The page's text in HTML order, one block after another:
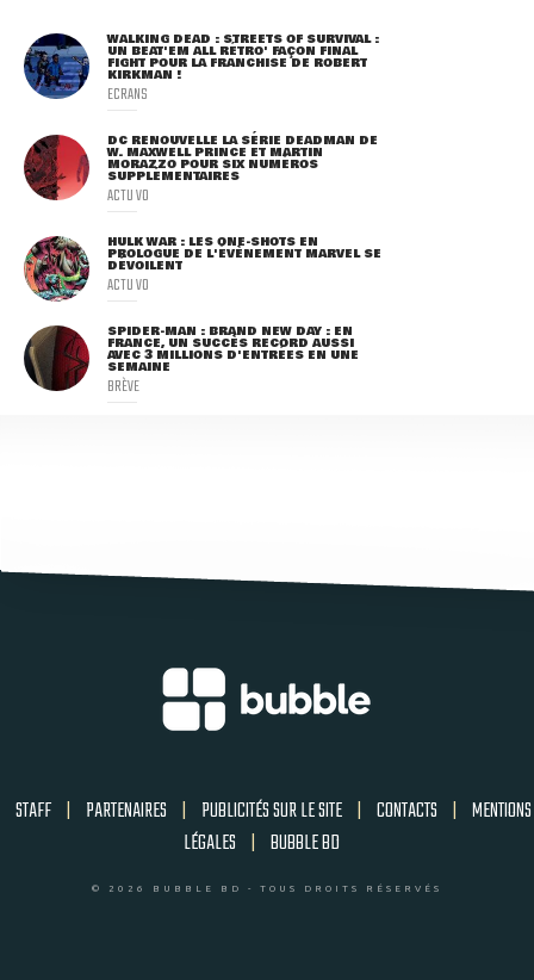
WALKING DEAD : STREETS OF SURVIVAL :
UN BEAT'EM ALL RÉTRO' FAÇON FINAL
FIGHT POUR LA FRANCHISE DE ROBERT
KIRKMAN !
ECRANS
DC RENOUVELLE LA SÉRIE DEADMAN DE
W. MAXWELL PRINCE ET MARTIN
MORAZZO POUR SIX NUMÉROS
SUPPLÉMENTAIRES
ACTU VO
HULK WAR : LES ONE-SHOTS EN
PROLOGUE DE L'ÉVÈNEMENT MARVEL SE
DÉVOILENT
ACTU VO
SPIDER-MAN : BRAND NEW DAY : EN
FRANCE, UN SUCCÈS RECORD AUSSI
AVEC 3 MILLIONS D'ENTRÉES EN UNE
SEMAINE
BRÈVE
STAFF | PARTENAIRES | PUBLICITÉS SUR LE SITE | CONTACTS | MENTIONS
LÉGALES | BUBBLE BD
© 2026 BUBBLE BD - TOUS DROITS RÉSERVÉS